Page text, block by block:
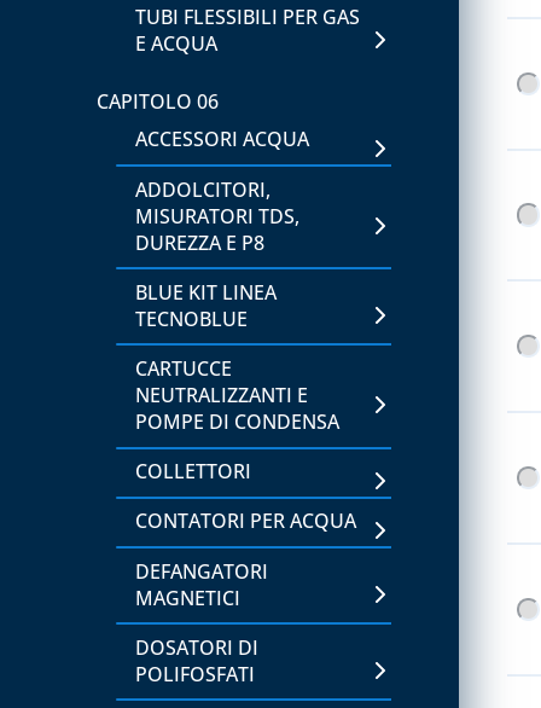
STRUMENTI DI MISURA,
TEMPERATURA E
UMIDITÀ
CAPITOLO 06
IGIENIZZAZIONE
IMPIANTI
CAPITOLO 07
ACCESSORI PER
BOMBOLE GAS
BOMBOLE E GAS
REFRIGERANTE
BOMBOLE VUOTE E
ACCESSORI
CAPITOLO 08
RACCORDERIA IN RAME E
OTTONE
TUBI DI RAME, IN ROTOLI
O VERGHE
TUBI FLESSIBILI PER GAS
E ACQUA
CAPITOLO 06
ACCESSORI ACQUA
ADDOLCITORI,
MISURATORI TDS,
DUREZZA E P8
BLUE KIT LINEA
TECNOBLUE
CARTUCCE
NEUTRALIZZANTI E
POMPE DI CONDENSA
COLLETTORI
CONTATORI PER ACQUA
DEFANGATORI
MAGNETICI
DOSATORI DI
POLIFOSFATI